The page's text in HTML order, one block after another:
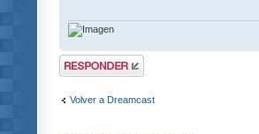
Publicar una
respuesta
Volver a Dreamcast